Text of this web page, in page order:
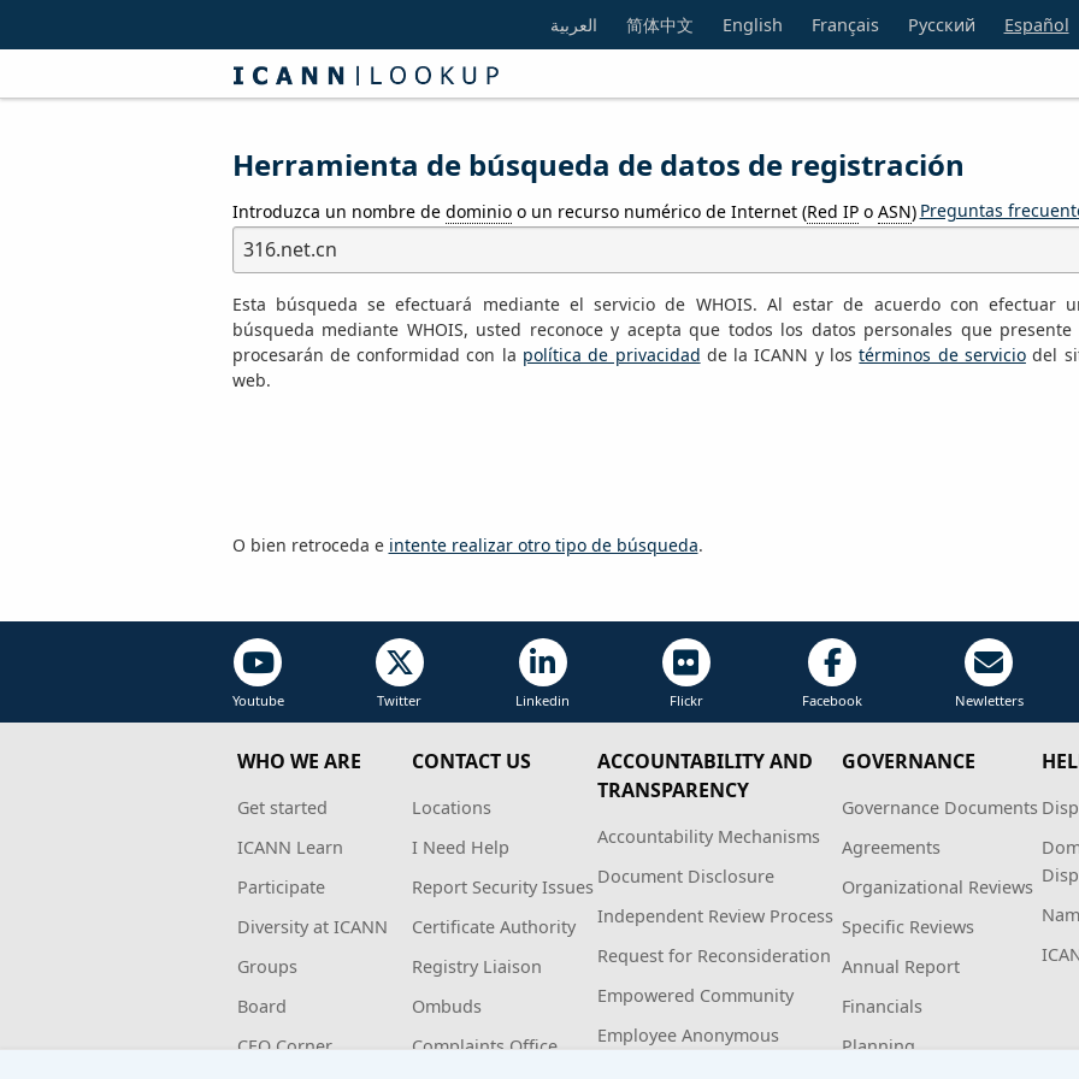
العربية 简体中文 English Français Русский Español
Herramienta de búsqueda de datos de registración
Introduzca un nombre de dominioo un recurso numérico de Internet (Red IPo ASN) Preguntas
Esta búsqueda se efectuará mediante el servicio de WHOIS. Al estar de acuerdo con efectuar
búsqueda mediante WHOIS, usted reconoce y acepta que todos los datos personales que presente
procesarán de conformidad con la política de privacidad de la ICANN y lostérminos de serviciodel
web.
O bien retroceda e intente realizar otro tipo de búsqueda.
Youtube Twitter Linkedin Flickr Facebook Newletters
WHO WE ARE
Get started
ICANN Learn
Participate
Diversity at ICANN
Groups
Board
CEO Corner
CONTACT US
Locations
I Need Help
Report Security Issues
Certificate Authority
Registry Liaison
Ombuds
Complaints Office
ACCOUNTABILITY AND
TRANSPARENCY
Accountability Mechanisms
Document Disclosure
Independent Review Process
Request for Reconsideration
Empowered Community
Employee Anonymous
GOVERNANCE
Governance Documents
Agreements
Organizational Reviews
Specific Reviews
Annual Report
Financials
Planning